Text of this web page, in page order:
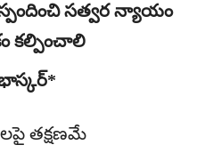
సత్వర న్యాయం
కల్పించాలి
తక్షణమే